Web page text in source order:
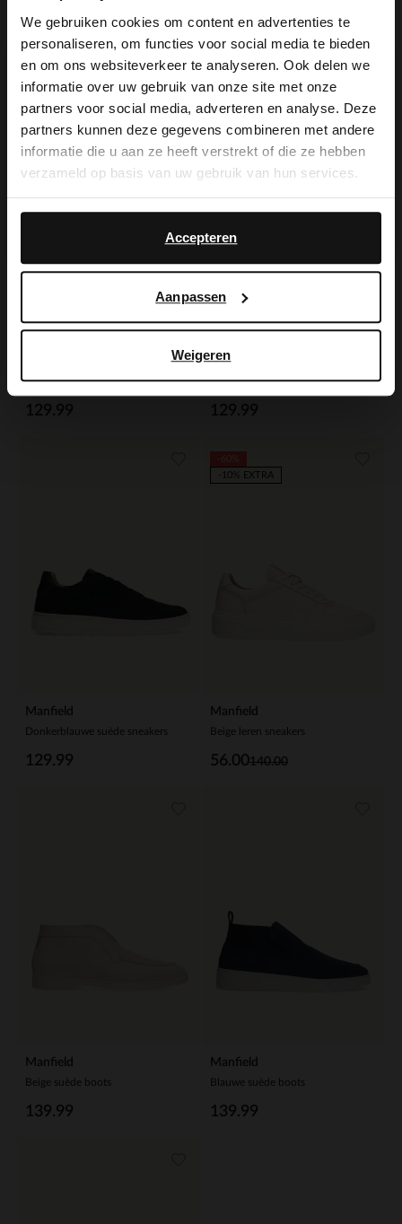
We gebruiken cookies om content en advertenties te
personaliseren, om functies voor social media te bieden
en om ons websiteverkeer te analyseren. Ook delen we
informatie over uw gebruik van onze site met onze
partners voor social media, adverteren en analyse. Deze
partners kunnen deze gegevens combineren met andere
informatie die u aan ze heeft verstrekt of die ze hebben
verzameld op basis van uw gebruik van hun services.
Accepteren
Aanpassen
Weigeren
Beige suède loafers met sportieve zool
129.99
103.99 129.99
103.99
Grijze suède loafers
129.99
Manfield
Witte leren sneakers
Manfield
Donkerblauwe suède sneakers
129.99
Manfield
Beige leren sneakers
140.00
56.00
-10% EXTRA
Manfield
Beige suède boots
139.99
Manfield
Blauwe suède boots
139.99
×
View this website in English?
It looks like your language isn't Dutch. Would
you like to switch to English?
English